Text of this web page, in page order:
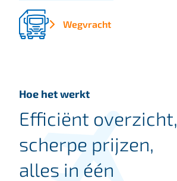
Wegvracht
Hoe het werkt
Efficiënt overzicht,
scherpe prijzen,
alles in één